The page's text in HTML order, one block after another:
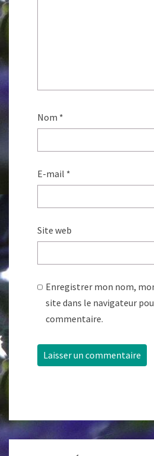
Nom *
E-mail *
Site web
Enregistrer mon nom,
site dans le navigateur
commentaire.